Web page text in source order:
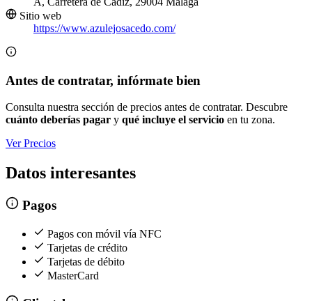
Sitio web
https://www.azulejosacedo.com/
Antes de contratar, infórmate bien
Consulta nuestra sección de precios antes de contratar. Descubre
cuánto deberías pagar y qué incluye el servicio en tu zona.
Ver Precios
Datos interesantes
Pagos
Pagos con móvil vía NFC
Tarjetas de crédito
Tarjetas de débito
MasterCard